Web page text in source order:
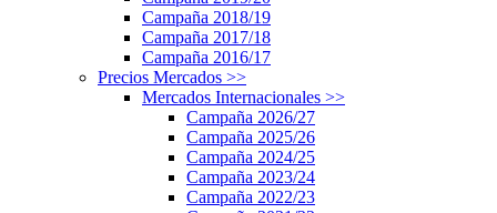
Campaña 2018/19
Campaña 2017/18
Campaña 2016/17
Precios Mercados >>
Mercados Internacionales >>
Campaña 2026/27
Campaña 2025/26
Campaña 2024/25
Campaña 2023/24
Campaña 2022/23